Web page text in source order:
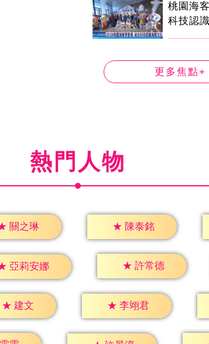
桃園海
科技認
更多焦點+
熱門人物
關之琳 ★ 陳泰銘
亞莉安娜 ★ 許常德
★ 建文 ★ 李翊君